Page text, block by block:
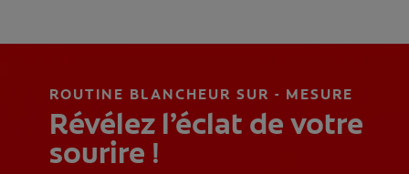
ROUTINE BLANCHEUR SUR - MESURE
Révélez l’éclat de votre
sourire !